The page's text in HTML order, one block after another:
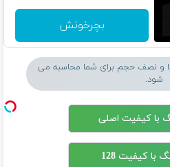
بچرخونش
و نصف حجم برای شما محاسبه می
شود.
با کیفیت اصلی
با کیفیت 128